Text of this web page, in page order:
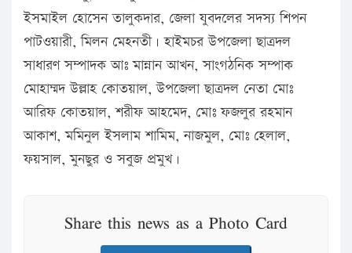
ইসমাইল হোসেন তালুকদার, জেলা যুবদলের সদস্য শিপন
পাটওয়ারী, মিলন মেহনতী। হাইমচর উপজেলা ছাত্রদল
সাধারণ সম্পাদক আঃ মান্নান আখন, সাংগঠনিক সম্পাক
মোহাম্মদ উল্লাহ কোতয়াল, উপজেলা ছাত্রদল নেতা মোঃ
আরিফ কোতয়াল, শরীফ আহমেদ, মোঃ ফজলুর রহমান
আকাশ, মমিনুল ইসলাম শামিম, নাজমুল, মোঃ হেলাল,
ফয়সাল, মুনছুর ও সবুজ প্রমুখ।
Share this news as a Photo Card